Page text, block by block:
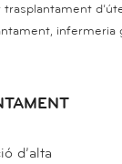
d’alta